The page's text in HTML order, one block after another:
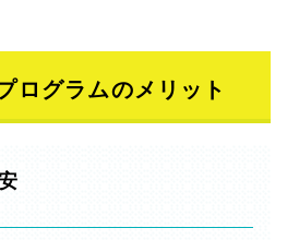
ログラムのメリット